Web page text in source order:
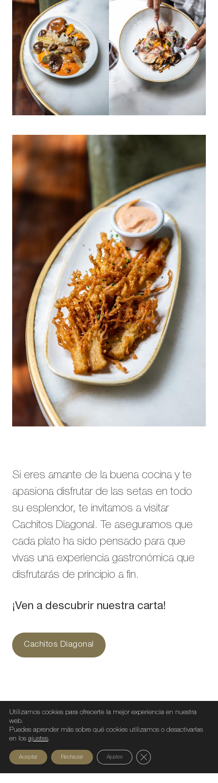
Si eres amante de la buena cocina y te
apasiona disfrutar de las setas en todo
su esplendor, te invitamos a visitar
Cachitos Diagonal. Te aseguramos que
cada plato ha sido pensado para que
vivas una experiencia gastronómica que
disfrutarás de principio a fin.
¡Ven a descubrir nuestra carta!
Cachitos Diagonal
Compartir artículo
Utilizamos cookies para ofrecerte la mejor experiencia en nuestra
web.
Puedes aprender más sobre qué cookies utilizamos o desactivarlas
en los ajustes.
Aceptar Rechazar Ajustes Cerrar el banner de